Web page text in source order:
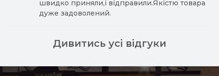
швидко приняли,і відправили.Якістю товара
дуже задоволений.
Дивитись усі відгуки